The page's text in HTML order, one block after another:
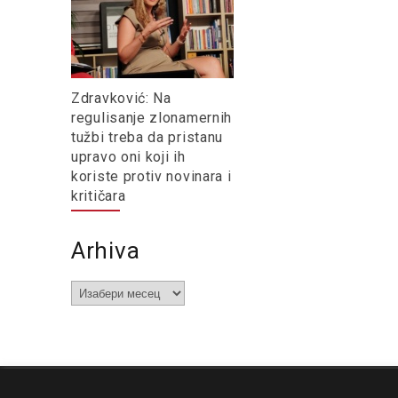
Zdravković: Na
regulisanje zlonamernih
tužbi treba da pristanu
upravo oni koji ih
koriste protiv novinara i
kritičara
Arhiva
Arhiva